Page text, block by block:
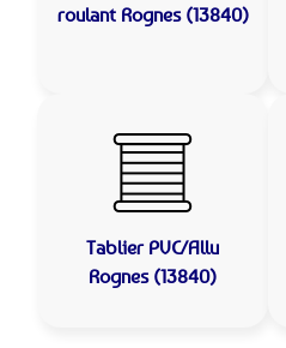
roulant Rognes (13840)
Tablier PVC/Allu
Rognes (13840)